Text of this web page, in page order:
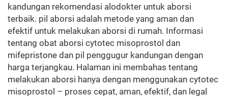
kandungan rekomendasi alodokter untuk aborsi
terbaik. pil aborsi adalah metode yang aman dan
efektif untuk melakukan aborsi di rumah. Informasi
tentang obat aborsi cytotec misoprostol dan
mifepristone dan pil penggugur kandungan dengan
harga terjangkau. Halaman ini membahas tentang
melakukan aborsi hanya dengan menggunakan cytotec
misoprostol – proses cepat, aman, efektif, dan legal